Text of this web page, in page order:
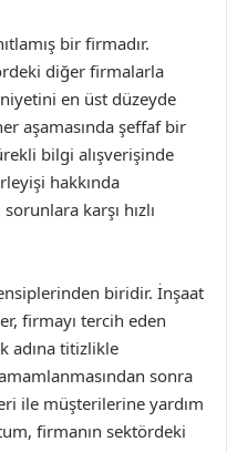
bir firmadır.
diğer firmalarla
en üst düzeyde
aşamasında şeffaf bir
bilgi alışverişinde
hakkında
karşı hızlı
biridir. İnşaat
firmayı tercih eden
adına titizlikle
sonra
ile müşterilerine yardım
firmanın sektördeki